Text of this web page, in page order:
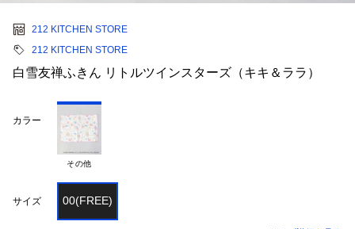
212 KITCHEN STORE
212 KITCHEN STORE
白雪友禅ふきん リトルツインスターズ（キキ＆ララ）
カラー
その他
サイズ 00(FREE)